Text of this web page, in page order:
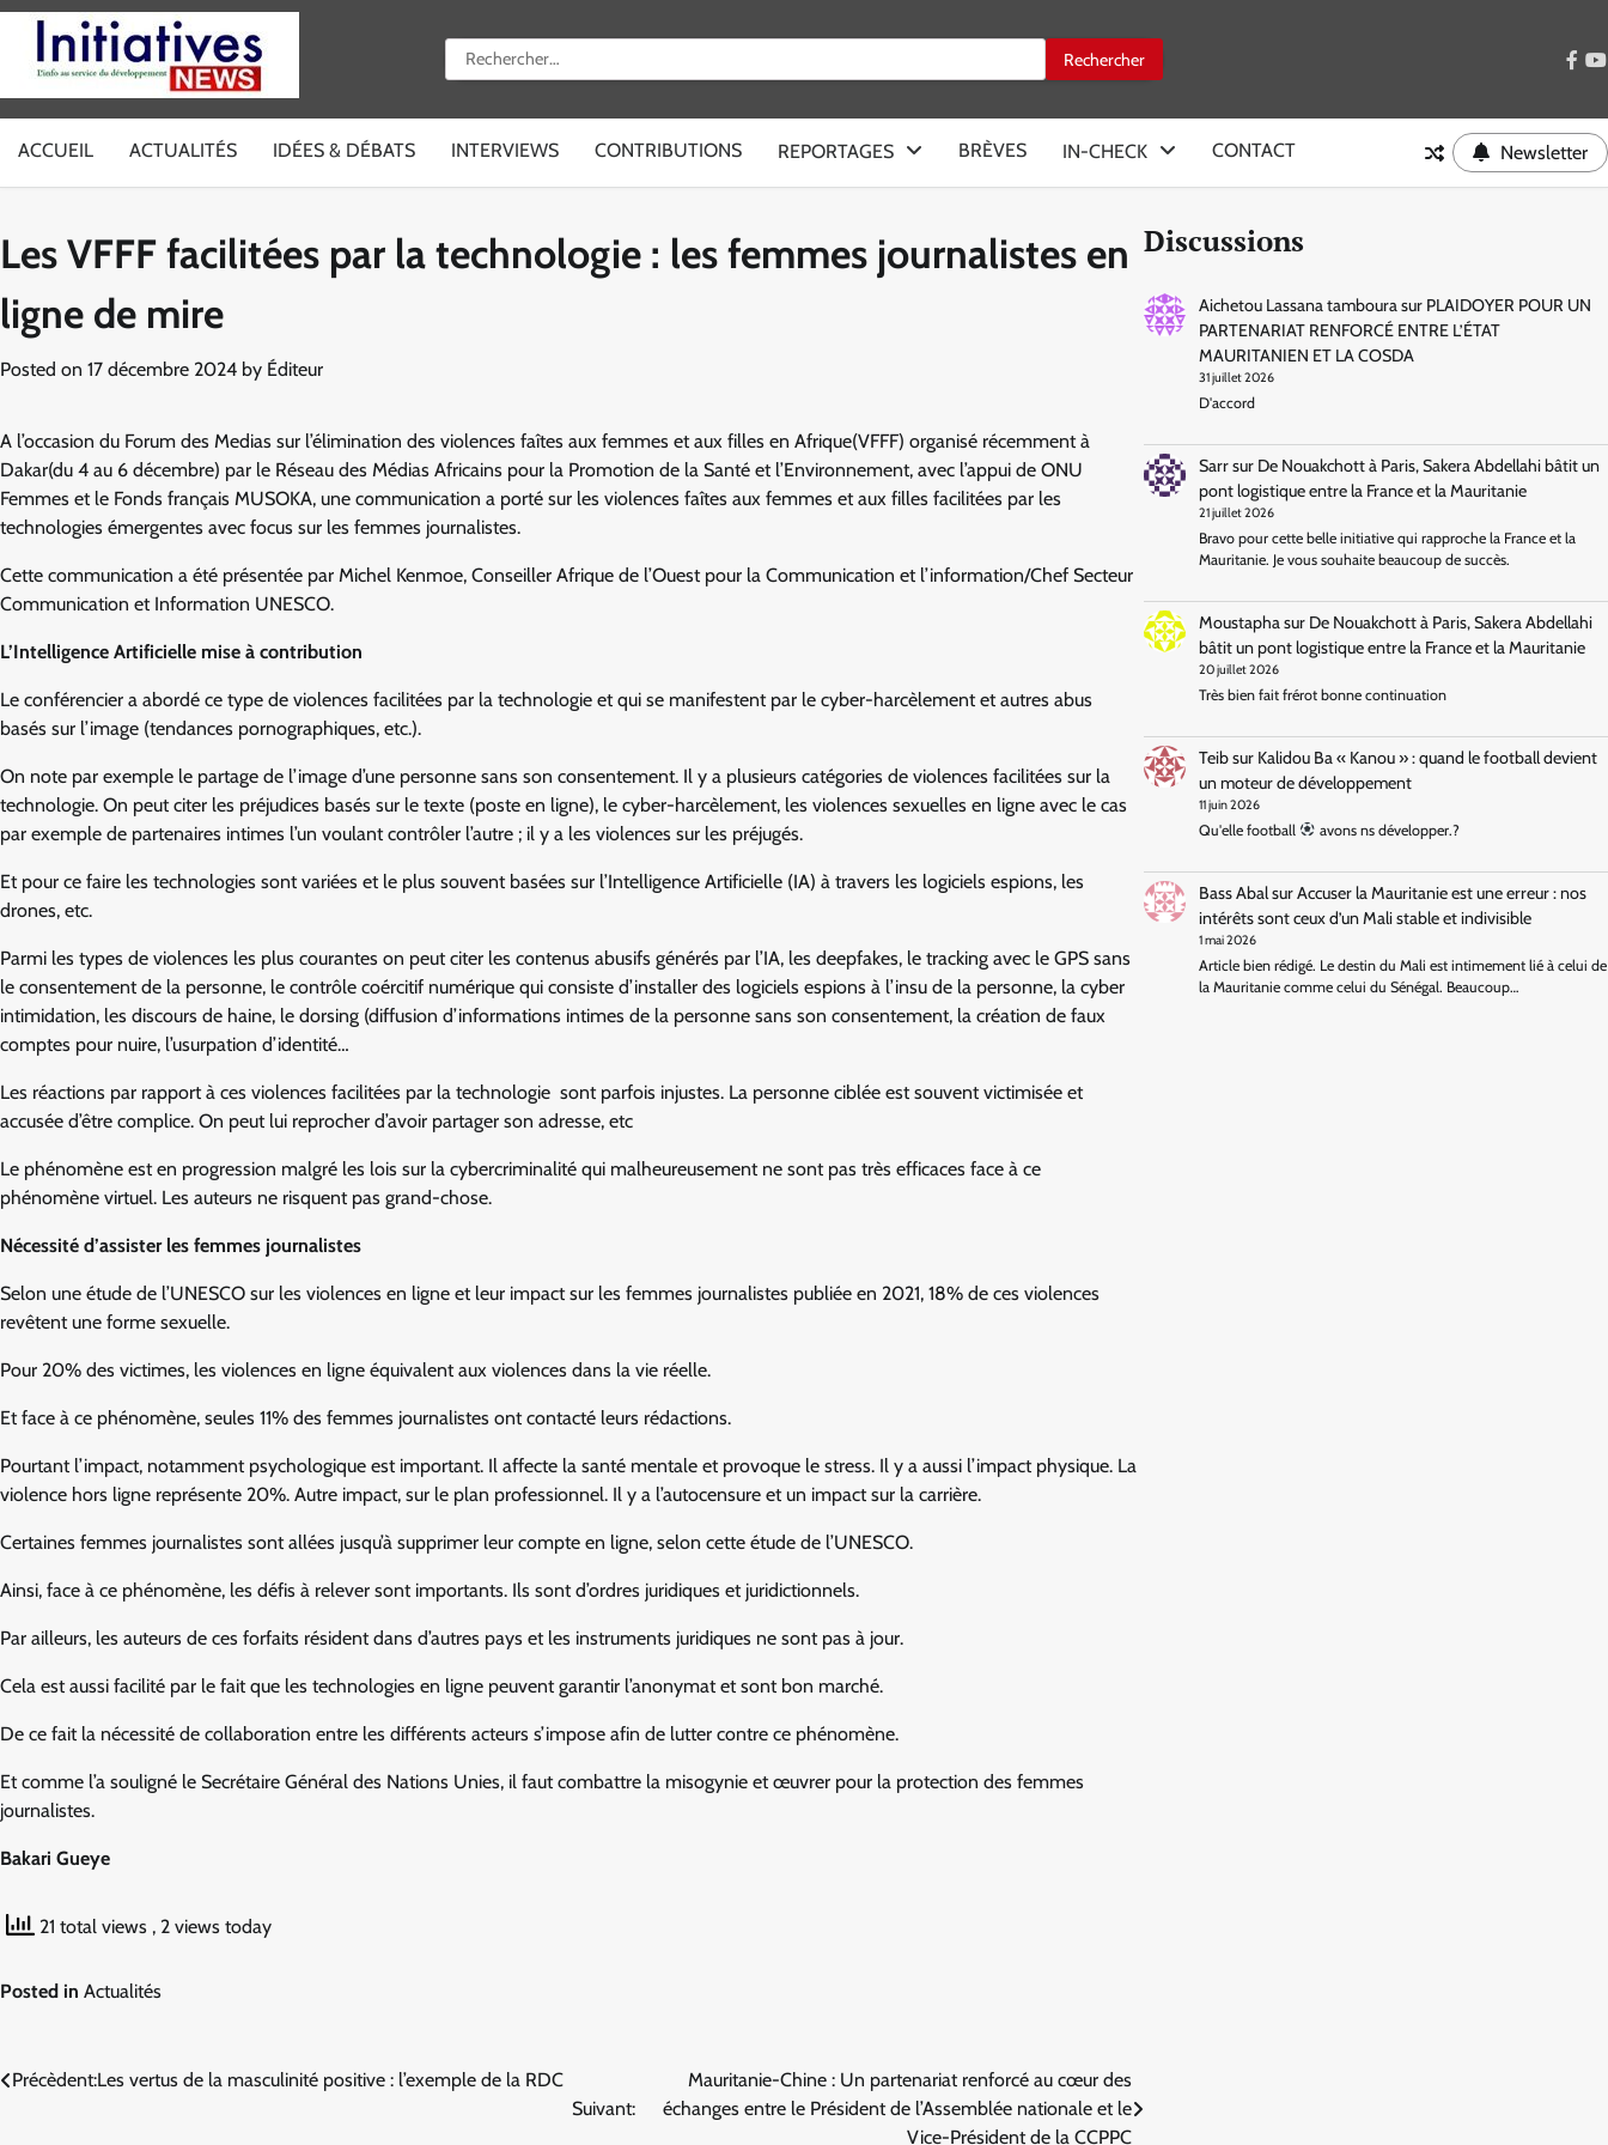
Skip
content
Rechercher :
ACCUEIL ACTUALITÉS IDÉES & DÉBATS INTERVIEWS CONTRIBUTIONS REPORTAGES BRÈVES IN-CHECK CONTACT Newsletter
Les VFFF facilitées par la technologie : les femmes journalistes en
ligne de mire
Posted on 17 décembre 2024 by Éditeur
A l’occasion du Forum des Medias sur l’élimination des violences faîtes aux femmes et aux filles en Afrique(VFFF) organisé récemment à
Dakar(du 4 au 6 décembre) par le Réseau des Médias Africains pour la Promotion de la Santé et l’Environnement, avec l’appui de ONU
Femmes et le Fonds français MUSOKA, une communication a porté sur les violences faîtes aux femmes et aux filles facilitées par les
technologies émergentes avec focus sur les femmes journalistes.
Cette communication a été présentée par Michel Kenmoe, Conseiller Afrique de l’Ouest pour la Communication et l’information/Chef Secteur
Communication et Information UNESCO.
L’Intelligence Artificielle mise à contribution
Le conférencier a abordé ce type de violences facilitées par la technologie et qui se manifestent par le cyber-harcèlement et autres abus
basés sur l’image (tendances pornographiques, etc.).
On note par exemple le partage de l’image d’une personne sans son consentement. Il y a plusieurs catégories de violences facilitées sur la
technologie. On peut citer les préjudices basés sur le texte (poste en ligne), le cyber-harcèlement, les violences sexuelles en ligne avec le cas
par exemple de partenaires intimes l’un voulant contrôler l’autre ; il y a les violences sur les préjugés.
Et pour ce faire les technologies sont variées et le plus souvent basées sur l’Intelligence Artificielle (IA) à travers les logiciels espions, les
drones, etc.
Parmi les types de violences les plus courantes on peut citer les contenus abusifs générés par l’IA, les deepfakes, le tracking avec le GPS sans
le consentement de la personne, le contrôle coércitif numérique qui consiste d’installer des logiciels espions à l’insu de la personne, la cyber
intimidation, les discours de haine, le dorsing (diffusion d’informations intimes de la personne sans son consentement, la création de faux
comptes pour nuire, l’usurpation d’identité…
Les réactions par rapport à ces violences facilitées par la technologie sont parfois injustes. La personne ciblée est souvent victimisée et
accusée d’être complice. On peut lui reprocher d’avoir partager son adresse, etc
Le phénomène est en progression malgré les lois sur la cybercriminalité qui malheureusement ne sont pas très efficaces face à ce
phénomène virtuel. Les auteurs ne risquent pas grand-chose.
Nécessité d’assister les femmes journalistes
Selon une étude de l’UNESCO sur les violences en ligne et leur impact sur les femmes journalistes publiée en 2021, 18% de ces violences
revêtent une forme sexuelle.
Pour 20% des victimes, les violences en ligne équivalent aux violences dans la vie réelle.
Et face à ce phénomène, seules 11% des femmes journalistes ont contacté leurs rédactions.
Pourtant l’impact, notamment psychologique est important. Il affecte la santé mentale et provoque le stress. Il y a aussi l’impact physique. La
violence hors ligne représente 20%. Autre impact, sur le plan professionnel. Il y a l’autocensure et un impact sur la carrière.
Certaines femmes journalistes sont allées jusqu’à supprimer leur compte en ligne, selon cette étude de l’UNESCO.
Ainsi, face à ce phénomène, les défis à relever sont importants. Ils sont d’ordres juridiques et juridictionnels.
Par ailleurs, les auteurs de ces forfaits résident dans d’autres pays et les instruments juridiques ne sont pas à jour.
Cela est aussi facilité par le fait que les technologies en ligne peuvent garantir l’anonymat et sont bon marché.
De ce fait la nécessité de collaboration entre les différents acteurs s’impose afin de lutter contre ce phénomène.
Et comme l’a souligné le Secrétaire Général des Nations Unies, il faut combattre la misogynie et œuvrer pour la protection des femmes
journalistes.
Bakari Gueye
21 total views , 2 views today
Posted in Actualités
Navigation
Précèdent:Les vertus de la masculinité positive : l’exemple de la RDC
Suivant:
Mauritanie-Chine : Un partenariat renforcé au cœur des
échanges entre le Président de l’Assemblée nationale et le
Vice-Président de la CCPPC
Discussions
Aichetou Lassana tambourasur PLAIDOYER POUR UN
PARTENARIAT RENFORCÉ ENTRE L’ÉTAT
MAURITANIEN ET LA COSDA
31 juillet 2026
D'accord
Sarrsur De Nouakchott à Paris, Sakera Abdellahi bâtit un
pont logistique entre la France et la Mauritanie
21 juillet 2026
Bravo pour cette belle initiative qui rapproche la France et la
Mauritanie. Je vous souhaite beaucoup de succès.
Moustaphasur De Nouakchott à Paris, Sakera Abdellahi
bâtit un pont logistique entre la France et la Mauritanie
20 juillet 2026
Très bien fait frérot bonne continuation
Teibsur Kalidou Ba « Kanou » : quand le football devient
un moteur de développement
11 juin 2026
Qu'elle football avons ns développer.?
Bass AbalsurAccuser la Mauritanie est une erreur : nos
intérêts sont ceux d’un Mali stable et indivisible
1 mai 2026
Article bien rédigé. Le destin du Mali est intimement lié à celui de
la Mauritanie comme celui du Sénégal. Beaucoup…